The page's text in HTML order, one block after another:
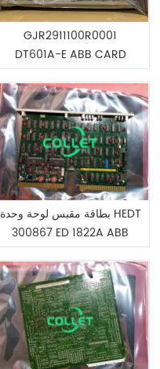
GJR2911100R0001
DT601A-E ABB CARD
المطبوعة الدائرة
بطاقة مقبس لوحة وحدة HEDT
300867 ED 1822A ABB